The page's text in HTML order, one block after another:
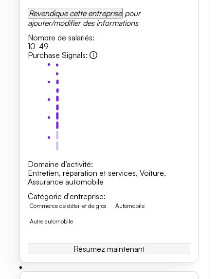
Revendique cette entreprise pour
ajouter/modifier des informations
Nombre de salariés:
10-49
Purchase Signals:
Domaine d’activité:
Entretien, réparation et services, Voiture,
Assurance automobile
Catégorie d'entreprise:
Commerce de détail et de gros Automobile
Autre automobile
Résumez maintenant